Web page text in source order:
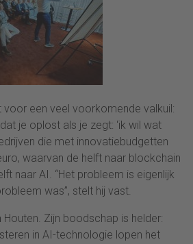
een veel voorkomende valkuil:
je oplost als je zegt: ‘ik wil wat
die met innovatiebudgetten
waarvan de helft naar blockchain
naar AI. “Het probleem is eigenlijk
was”, stelt hij vast.
Houten. Zijn boodschap is helder:
in AI-technologie lopen het